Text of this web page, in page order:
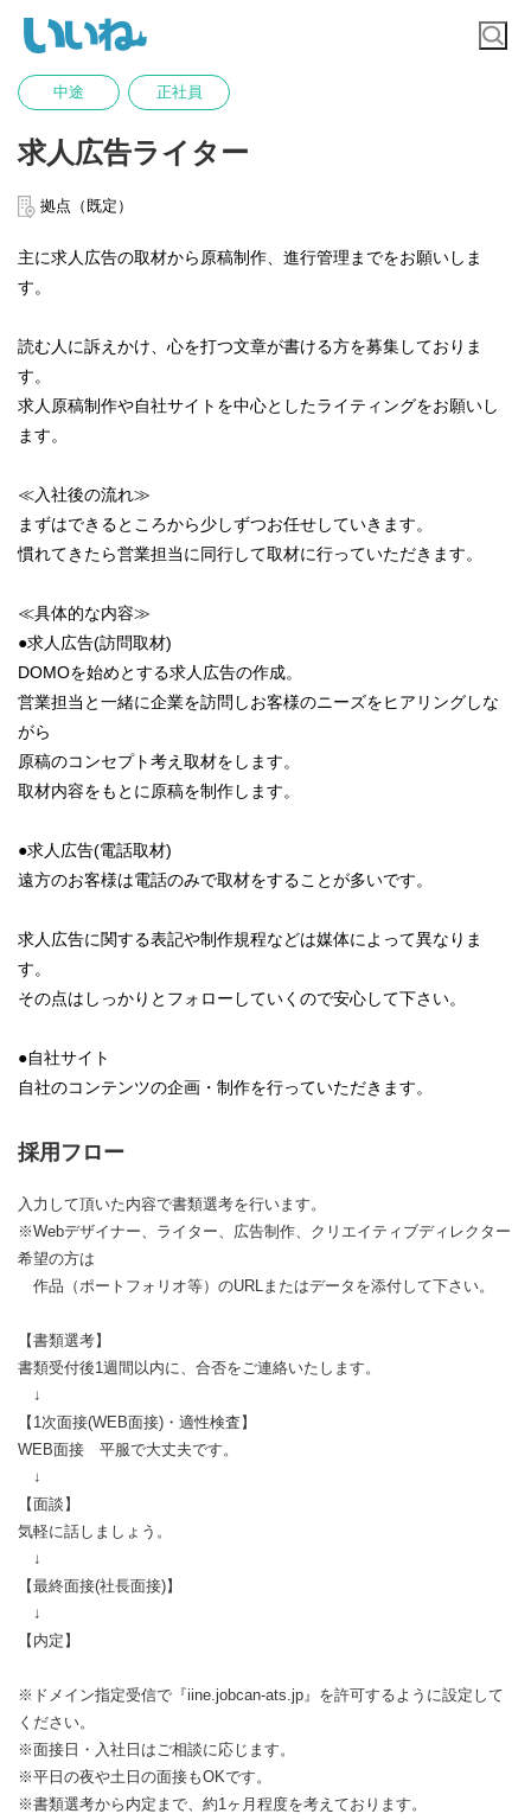
中途 正社員
求人広告ライター
拠点（既定）
主に求人広告の取材から原稿制作、進行管理までをお願いしま
す。
読む人に訴えかけ、心を打つ文章が書ける方を募集しておりま
す。
求人原稿制作や自社サイトを中心としたライティングをお願いし
ます。
≪入社後の流れ≫
まずはできるところから少しずつお任せしていきます。
慣れてきたら営業担当に同行して取材に行っていただきます。
≪具体的な内容≫
●求人広告(訪問取材)
DOMOを始めとする求人広告の作成。
営業担当と一緒に企業を訪問しお客様のニーズをヒアリングしな
がら
原稿のコンセプト考え取材をします。
取材内容をもとに原稿を制作します。
●求人広告(電話取材)
遠方のお客様は電話のみで取材をすることが多いです。
求人広告に関する表記や制作規程などは媒体によって異なりま
す。
その点はしっかりとフォローしていくので安心して下さい。
●自社サイト
自社のコンテンツの企画・制作を行っていただきます。
採用フロー
入力して頂いた内容で書類選考を行います。
※Webデザイナー、ライター、広告制作、クリエイティブディレクター
希望の方は
作品（ポートフォリオ等）のURLまたはデータを添付して下さい。
【書類選考】
書類受付後1週間以内に、合否をご連絡いたします。
↓
【1次面接(WEB面接)・適性検査】
WEB面接 平服で大丈夫です。
↓
【面談】
気軽に話しましょう。
↓
【最終面接(社長面接)】
↓
【内定】
※ドメイン指定受信で『iine.jobcan-ats.jp』を許可するように設定して
ください。
※面接日・入社日はご相談に応じます。
※平日の夜や土日の面接もOKです。
※書類選考から内定まで、約1ヶ月程度を考えております。